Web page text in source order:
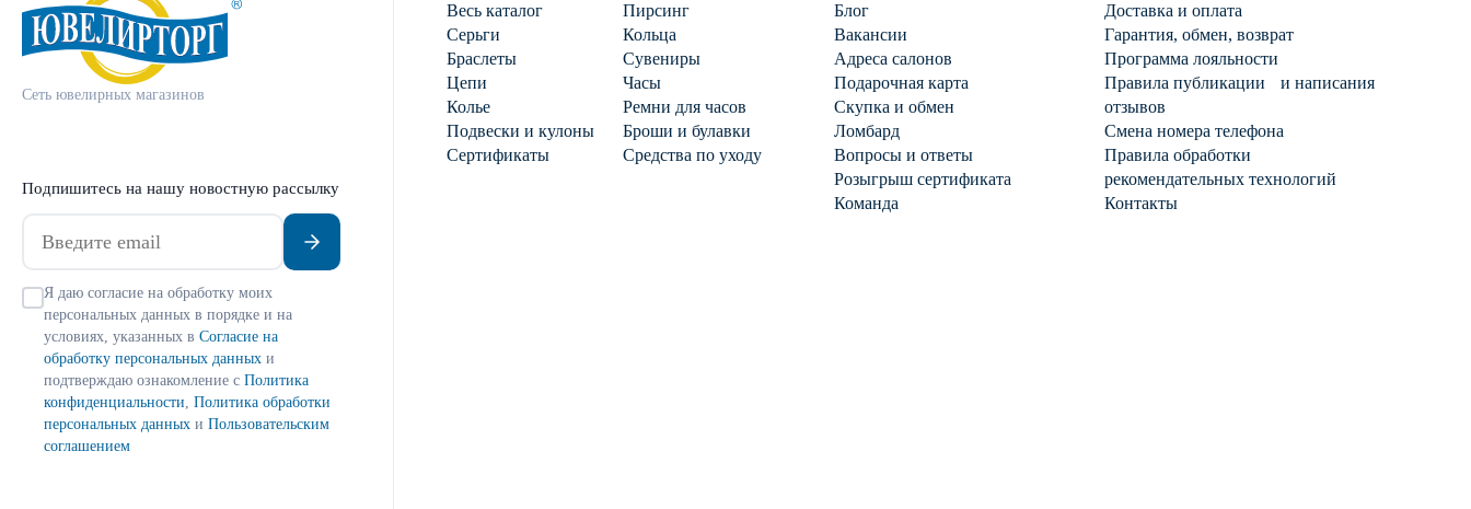
Сеть ювелирных магазинов
Подпишитесь на нашу новостную рассылку
Я даю согласие на обработку моих
персональных данных в порядке и на
условиях, указанных в Согласие на
обработку персональных данных и
подтверждаю ознакомление с Политика
конфиденциальности, Политика обработки
персональных данных и Пользовательским
соглашением
Весь каталог
Пирсинг
Серьги
Кольца
Браслеты
Сувениры
Цепи
Часы
Колье
Ремни для часов
Подвески и кулоны
Броши и булавки
Сертификаты
Средства по уходу
Блог
Вакансии
Адреса салонов
Подарочная карта
Скупка и обмен
Ломбард
Вопросы и ответы
Розыгрыш сертификата
Команда
Доставка и оплата
Гарантия, обмен, возврат
Программа лояльности
Правила публикации и написания
отзывов
Смена номера телефона
Правила обработки
рекомендательных технологий
Контакты